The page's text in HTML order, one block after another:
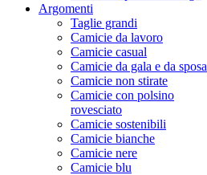
Argomenti
Taglie grandi
Camicie da lavoro
Camicie casual
Camicie da gala e da sposa
Camicie non stirate
Camicie con polsino
rovesciato
Camicie sostenibili
Camicie bianche
Camicie nere
Camicie blu